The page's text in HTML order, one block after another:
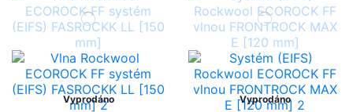
Vyprodáno Vyprodáno